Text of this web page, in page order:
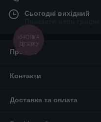
Сьогодні вихідний
Про нас
Контакти
Доставка та оплата
КНОПКА
ЗВ'ЯЗКУ